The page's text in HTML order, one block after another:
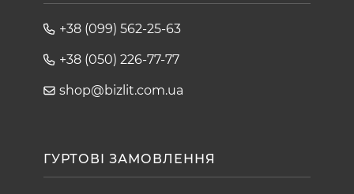
+38 (099) 562-25-63
+38 (050) 226-77-77
shop@bizlit.com.ua
ГУРТОВІ ЗАМОВЛЕННЯ